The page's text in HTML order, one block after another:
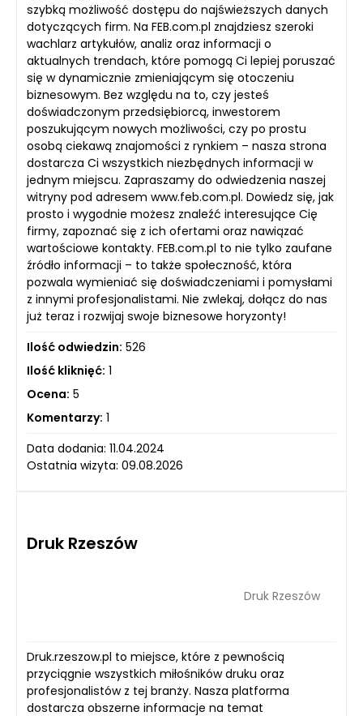
szybką możliwość dostępu do najświeższych danych
dotyczących firm. Na FEB.com.pl znajdziesz szeroki
wachlarz artykułów, analiz oraz informacji o
aktualnych trendach, które pomogą Ci lepiej poruszać
się w dynamicznie zmieniającym się otoczeniu
biznesowym. Bez względu na to, czy jesteś
doświadczonym przedsiębiorcą, inwestorem
poszukującym nowych możliwości, czy po prostu
osobą ciekawą znajomości z rynkiem – nasza strona
dostarcza Ci wszystkich niezbędnych informacji w
jednym miejscu. Zapraszamy do odwiedzenia naszej
witryny pod adresem www.feb.com.pl. Dowiedz się, jak
prosto i wygodnie możesz znaleźć interesujące Cię
firmy, zapoznać się z ich ofertami oraz nawiązać
wartościowe kontakty. FEB.com.pl to nie tylko zaufane
źródło informacji – to także społeczność, która
pozwala wymieniać się doświadczeniami i pomysłami
z innymi profesjonalistami. Nie zwlekaj, dołącz do nas
już teraz i rozwijaj swoje biznesowe horyzonty!
Ilość odwiedzin: 526
Ilość kliknięć: 1
Ocena: 5
Komentarzy: 1
Data dodania: 11.04.2024
Ostatnia wizyta: 09.08.2026
Druk Rzeszów
Druk Rzeszów
Druk.rzeszow.pl to miejsce, które z pewnością
przyciągnie wszystkich miłośników druku oraz
profesjonalistów z tej branży. Nasza platforma
dostarcza obszerne informacje na temat